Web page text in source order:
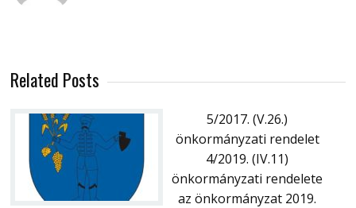
Related Posts
5/2017. (V.26.)
önkormányzati rendelet
4/2019. (IV.11)
önkormányzati rendelete
az önkormányzat 2019.